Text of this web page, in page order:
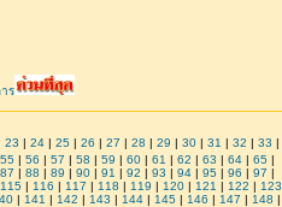
ร
23 | 24| 25| 26 | 27 | 28 | 29 | 30| 31 | 32 | 33 |
55 | 56 | 57 | 58 | 59 | 60 | 61 | 62 | 63 | 64 | 65 |
87 | 88 | 89 | 90 | 91 | 92 | 93 | 94 | 95 | 96 | 97 |
115 | 116 | 117 | 118 | 119 | 120 | 121 | 122 | 123
| 141 | 142 | 143 | 144| 145| 146 | 147 | 148 |